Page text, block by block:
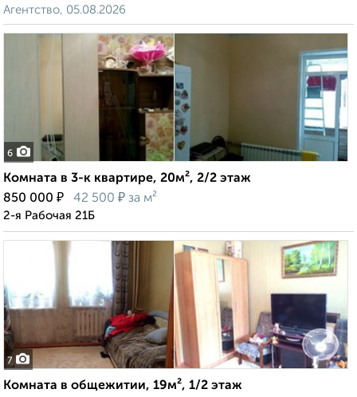
Агентство, 05.08.2026
6
Комната в 3-к квартире, 20м², 2/2 этаж
850 000 ₽ 42 500 ₽ за м²
2-я Рабочая 21Б
7
Комната в общежитии, 19м², 1/2 этаж